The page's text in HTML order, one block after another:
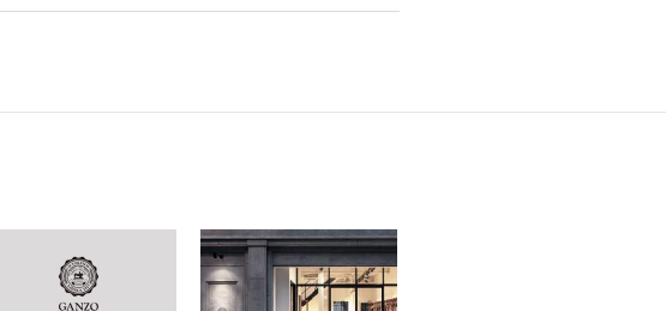
2026年5月 [1]
2026年1月 [2]
2025年12月 [2]